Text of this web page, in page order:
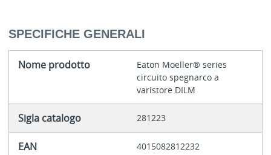
SPECIFICHE GENERALI
Nome prodotto
Eaton Moeller® series
circuito spegnarco a
varistore DILM
Sigla catalogo 281223
EAN 4015082812232